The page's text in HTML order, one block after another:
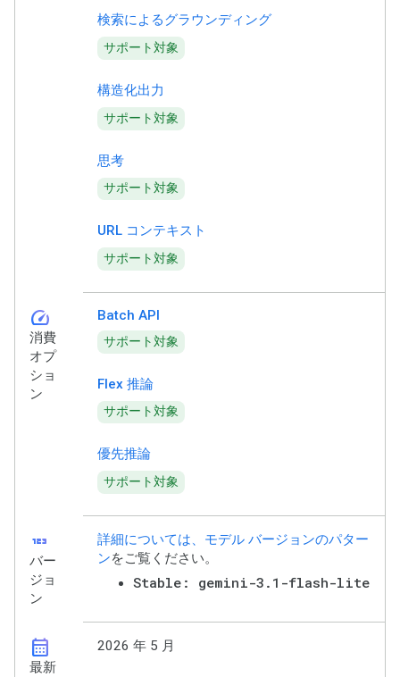
検索によるグラウンディング
サポート対象
構造化出力
サポート対象
思考
サポート対象
URL コンテキスト
サポート対象
speed
消費
オプ
ショ
ン
Batch API
サポート対象
Flex 推論
サポート対象
優先推論
サポート対象
123
バー
ジョ
ン
詳細については、モデル バージョンのパター
ンをご覧ください。
Stable: gemini-3.1-flash-lite
calendar_month
最新
2026 年 5 月